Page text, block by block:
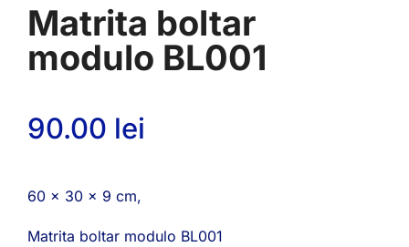
Matrita boltar
modulo BL001
90.00 lei
60 x 30 x 9 cm,
Matrita boltar modulo BL001